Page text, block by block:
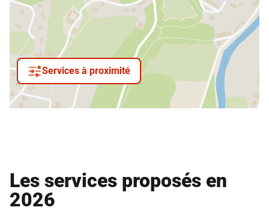
Services à proximité
Les services proposés en
2026